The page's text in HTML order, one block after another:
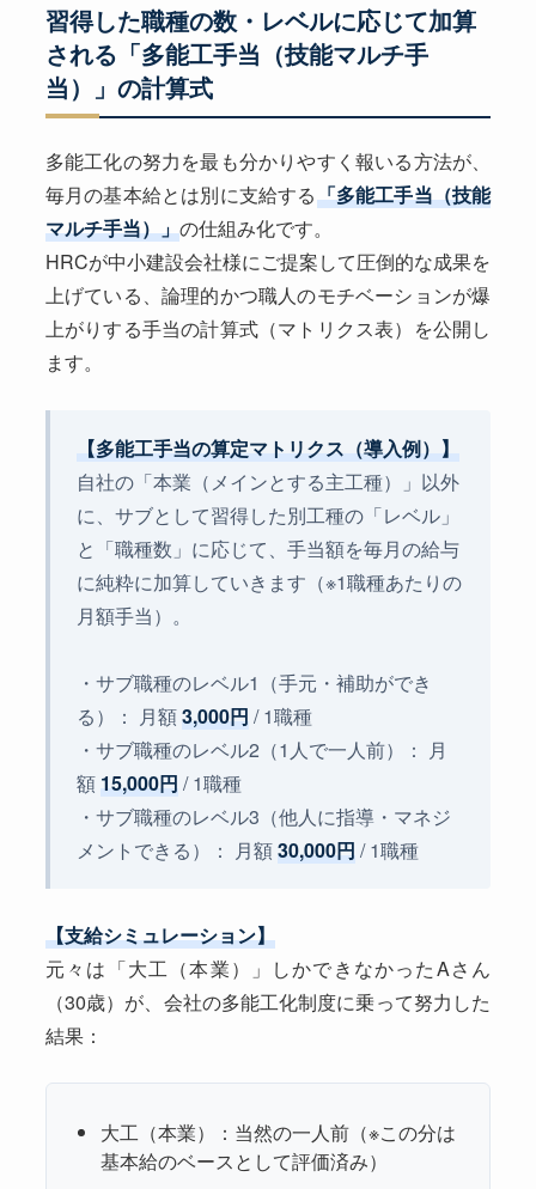
習得した職種の数・レベルに応じて加算
される「多能工手当（技能マルチ手
当）」の計算式
多能工化の努力を最も分かりやすく報いる方法が、
毎月の基本給とは別に支給する「多能工手当（技能
マルチ手当）」の仕組み化です。
HRCが中小建設会社様にご提案して圧倒的な成果を
上げている、論理的かつ職人のモチベーションが爆
上がりする手当の計算式（マトリクス表）を公開し
ます。
【多能工手当の算定マトリクス（導入例）】
自社の「本業（メインとする主工種）」以外
に、サブとして習得した別工種の「レベル」
と「職種数」に応じて、手当額を毎月の給与
に純粋に加算していきます（※1職種あたりの
月額手当）。
・サブ職種のレベル1（手元・補助ができ
る）： 月額3,000円 / 1職種
・サブ職種のレベル2（1人で一人前）： 月
額 15,000円 / 1職種
・サブ職種のレベル3（他人に指導・マネジ
メントできる）： 月額30,000円 / 1職種
【支給シミュレーション】
元々は「大工（本業）」しかできなかったAさん
（30歳）が、会社の多能工化制度に乗って努力した
結果：
大工（本業）：当然の一人前（※この分は
基本給のベースとして評価済み）